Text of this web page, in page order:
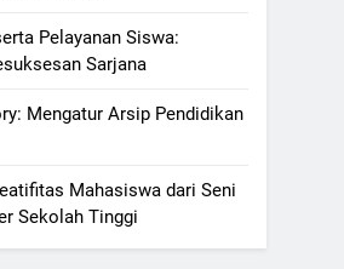
Pelayanan Siswa:
Sarjana
Mengatur Arsip Pendidikan
Mahasiswa dari Seni
Sekolah Tinggi